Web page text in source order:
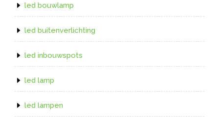
led bouwlamp
led buitenverlichting
led inbouwspots
led lamp
led lampen